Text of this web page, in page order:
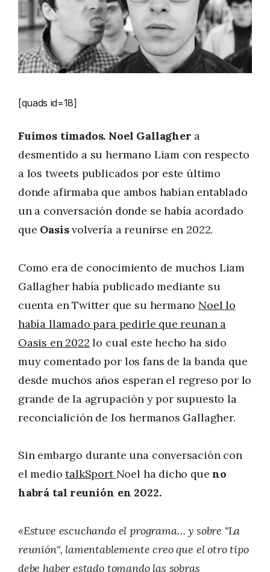
[quads id=18]
Fuimos timados. Noel Gallagher a
desmentido a su hermano Liam con respecto
a los tweets publicados por este último
donde afirmaba que ambos habían entablado
un a conversación donde se había acordado
que Oasisvolvería a reunirse en 2022.
Como era de conocimiento de muchos Liam
Gallagher había publicado mediante su
cuenta en Twitter que su hermano Noel lo
había llamado para pedirle que reunan a
Oasis en 2022 lo cual este hecho ha sido
muy comentado por los fans de la banda que
desde muchos años esperan el regreso por lo
grande de la agrupación y por supuesto la
reconcialición de los hermanos Gallagher.
Sin embargo durante una conversación con
el mediotalkSport Noel ha dicho queno
habrá tal reunión en 2022.
«Estuve escuchando el programa… y sobre "La
reunión", lamentablemente creo que el otro tipo
debe haber estado tomando las sobras